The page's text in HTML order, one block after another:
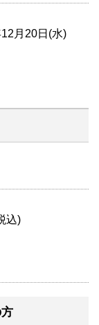
月20日(水)
込)